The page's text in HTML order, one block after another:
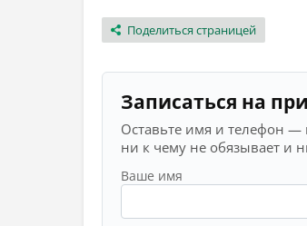
Поделиться страницей
Записаться на
Оставьте имя и телефон —
ни к чему не обязывает и
Ваше имя